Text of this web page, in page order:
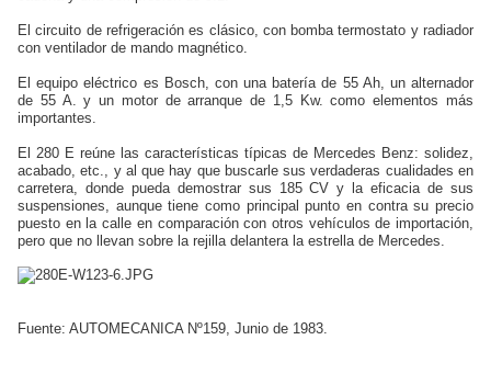
El circuito de refrigeración es clásico, con bomba termostato y radiador
con ventilador de mando magnético.
El equipo eléctrico es Bosch, con una batería de 55 Ah, un alternador
de 55 A. y un motor de arranque de 1,5 Kw. como elementos más
importantes.
El 280 E reúne las características típicas de Mercedes Benz: solidez,
acabado, etc., y al que hay que buscarle sus verdaderas cualidades en
carretera, donde pueda demostrar sus 185 CV y la eficacia de sus
suspensiones, aunque tiene como principal punto en contra su precio
puesto en la calle en comparación con otros vehículos de importación,
pero que no llevan sobre la rejilla delantera la estrella de Mercedes.
Fuente: AUTOMECANICA Nº159, Junio de 1983.